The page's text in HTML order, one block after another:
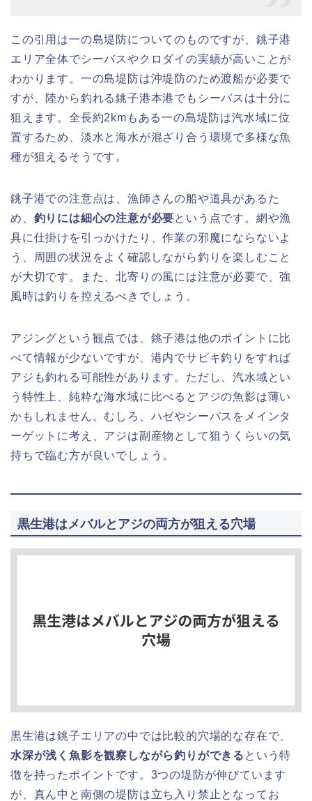
この引用は一の島堤防についてのものですが、銚子港
エリア全体でシーバスやクロダイの実績が高いことが
わかります。一の島堤防は沖堤防のため渡船が必要で
すが、陸から釣れる銚子港本港でもシーバスは十分に
狙えます。全長約2kmもある一の島堤防は汽水域に位
置するため、淡水と海水が混ざり合う環境で多様な魚
種が狙えるそうです。
銚子港での注意点は、漁師さんの船や道具があるた
め、 釣りには細心の注意が必要という点です。網や漁
具に仕掛けを引っかけたり、作業の邪魔にならないよ
う、周囲の状況をよく確認しながら釣りを楽しむこと
が大切です。また、北寄りの風には注意が必要で、強
風時は釣りを控えるべきでしょう。
アジングという観点では、銚子港は他のポイントに比
べて情報が少ないですが、港内でサビキ釣りをすれば
アジも釣れる可能性があります。ただし、汽水域とい
う特性上、純粋な海水域に比べるとアジの魚影は薄い
かもしれません。むしろ、ハゼやシーバスをメインタ
ーゲットに考え、アジは副産物として狙うくらいの気
持ちで臨む方が良いでしょう。
黒生港はメバルとアジの両方が狙える穴場
黒生港は銚子エリアの中では比較的穴場的な存在で、
水深が浅く魚影を観察しながら釣りができる という特
徴を持ったポイントです。3つの堤防が伸びています
が、真ん中と南側の堤防は立ち入り禁止となってお